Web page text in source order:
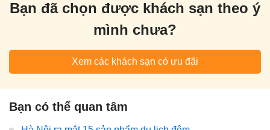
Bạn đã chọn được khách sạn theo ý
mình chưa?
Xem các khách sạn có ưu đãi
Bạn có thể quan tâm